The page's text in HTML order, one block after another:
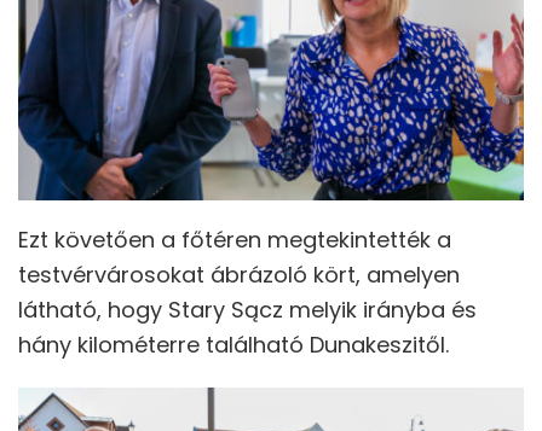
Ezt követően a főtéren megtekintették a
testvérvárosokat ábrázoló kört, amelyen
látható, hogy Stary Sącz melyik irányba és
hány kilométerre található Dunakeszitől.